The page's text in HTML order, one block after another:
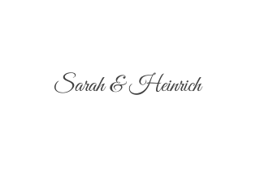
Sarah & Heinrich